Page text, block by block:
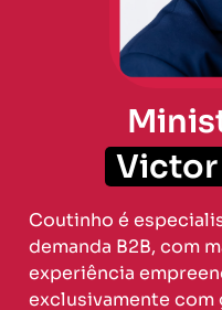
Coutinho é
demanda B2B, com
experiência
exclusivamente com